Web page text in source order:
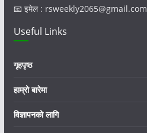
📧 इमेल : rsweekly2065@gmail.com
Useful Links
गृहपृष्ठ
हाम्रो बारेमा
विज्ञापनको लागि